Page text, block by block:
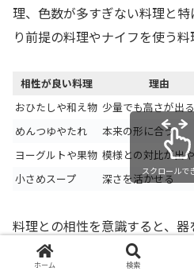
理、色数が多すぎない料理と
り前提の料理やナイフを使う料
相性が良い料理 理由
おひたしや和え物 少量でも高さが出る
めんつゆやたれ
本来の形に合う
ヨーグルトや果物 模様との対比が出
小さめスープ
深さを活かせる
スクロールで
料理との相性を意識すると、
を何役にも回せるようになり
ホーム 検索